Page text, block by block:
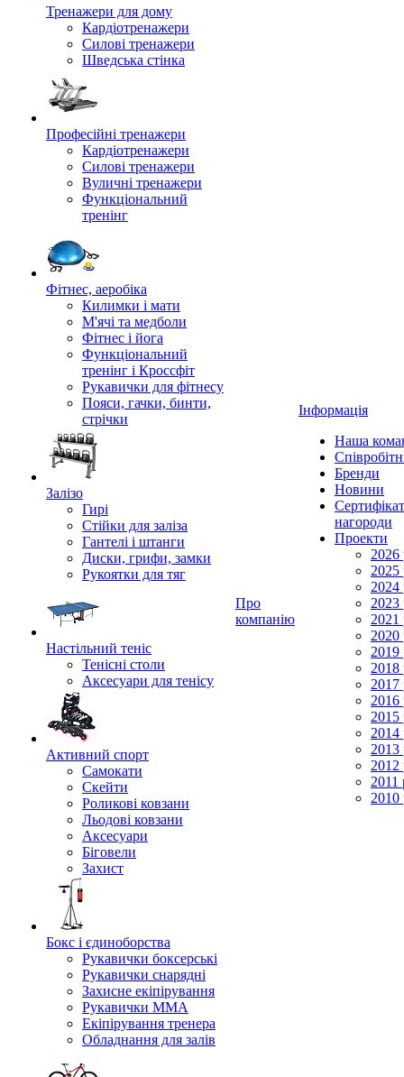
Тренажери для дому
Кардіотренажери
Силові тренажери
Шведська стінка
Професійні тренажери
Кардіотренажери
Силові тренажери
Вуличні тренажери
Функціональний
тренінг
Фітнес, аеробіка
Килимки і мати
М'ячі та медболи
Фітнес і йога
Функціональний
тренінг і Кроссфіт
Рукавички для фітнесу
Пояси, гачки, бинти,
стрічки
Залізо
Гирі
Стійки для заліза
Гантелі і штанги
Диски, грифи, замки
Рукоятки для тяг
Настільний теніс
Тенісні столи
Аксесуари для тенісу
Активний спорт
Самокати
Скейти
Роликові ковзани
Льодові ковзани
Аксесуари
Біговели
Захист
Бокс і єдиноборства
Рукавички боксерські
Рукавички снарядні
Захисне екіпірування
Рукавички ММА
Екіпірування тренера
Обладнання для залів
Про
компанію
Інформація
Наша
Бренди
Новини
нагороди
Проекти
2026
2025
2024
2023
2021
2020
2019
2018
2017
2016
2015
2014
2013
2012
2011
2010